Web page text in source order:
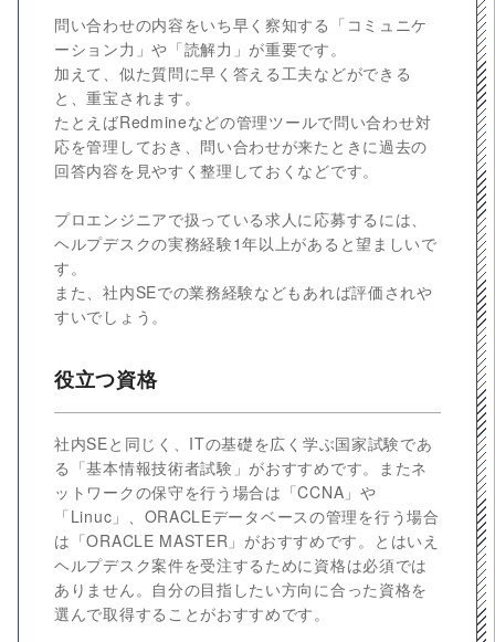
問い合わせの内容をいち早く察知する「コミュニケ
ーション力」や「読解力」が重要です。
加えて、似た質問に早く答える工夫などができる
と、重宝されます。
たとえばRedmineなどの管理ツールで問い合わせ対
応を管理しておき、問い合わせが来たときに過去の
回答内容を見やすく整理しておくなどです。
プロエンジニアで扱っている求人に応募するには、
ヘルプデスクの実務経験1年以上があると望ましいで
す。
また、社内SEでの業務経験などもあれば評価されや
すいでしょう。
役立つ資格
社内SEと同じく、ITの基礎を広く学ぶ国家試験であ
る「基本情報技術者試験」がおすすめです。またネ
ットワークの保守を行う場合は「CCNA」や
「Linuc」、ORACLEデータベースの管理を行う場合
は「ORACLE MASTER」がおすすめです。とはいえ
ヘルプデスク案件を受注するために資格は必須では
ありません。自分の目指したい方向に合った資格を
選んで取得することがおすすめです。